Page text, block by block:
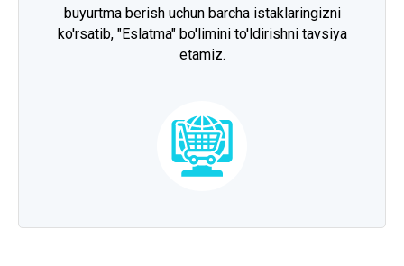
buyurtma berish uchun barcha istaklaringizni
ko'rsatib, "Eslatma" bo'limini to'ldirishni tavsiya
etamiz.